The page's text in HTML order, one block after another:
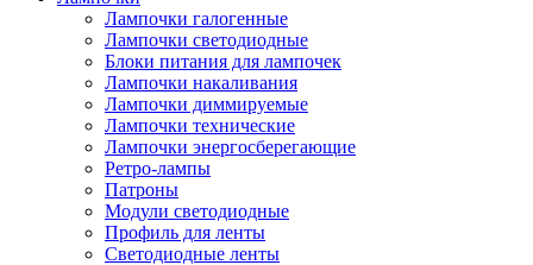
Лампочки галогенные
Лампочки светодиодные
Блоки питания для лампочек
Лампочки накаливания
Лампочки диммируемые
Лампочки технические
Лампочки энергосберегающие
Ретро-лампы
Патроны
Модули светодиодные
Профиль для ленты
Светодиодные ленты